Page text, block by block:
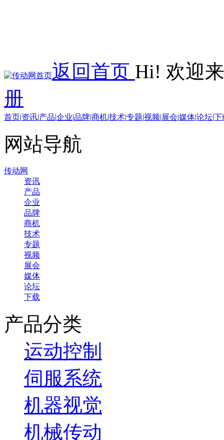
返回首页 Hi! 欢迎
册
首页|资讯|产品|企业|品牌|商机|技术|专题|视频|展会|媒体|论坛|下
网站导航
传动网
资讯
产品
企业
品牌
商机
技术
专题
视频
展会
媒体
论坛
下载
产品分类
运动控制
伺服系统
机器视觉
机械传动